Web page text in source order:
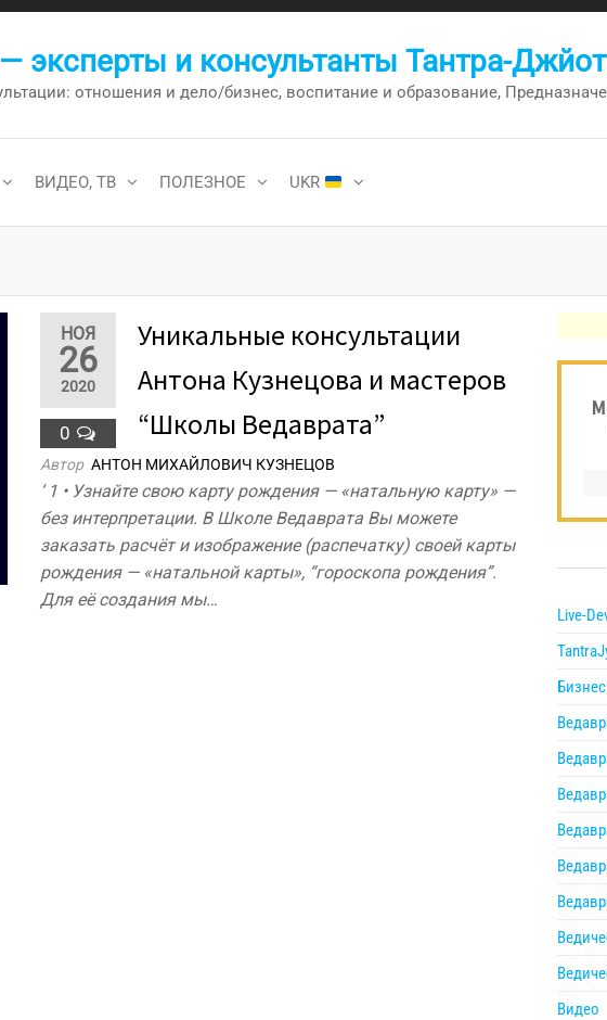
эксперты и консультанты Тантра-
отношения и дело/бизнес, воспитание и образование,
ВИДЕО, ТВ ПОЛЕЗНОЕ UKR
НОЯ
26
2020
0
Уникальные консультации
Антона Кузнецова и мастеров
“Школы Ведаврата”
Автор АНТОН МИХАЙЛОВИЧ КУЗНЕЦОВ
‘ 1 • Узнайте свою карту рождения — «натальную карту» —
без интерпретации. В Школе Ведаврата Вы можете
заказать расчёт и изображение (распечатку) своей карты
рождения — «натальной карты», “гороскопа рождения”.
Для её создания мы…
Live-
Видео